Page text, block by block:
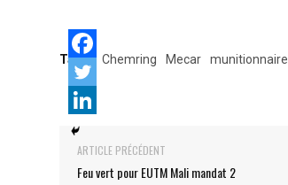
Tags: Chemring Mecar munitionnaire
ARTICLE PRÉCÉDENT
Feu vert pour EUTM Mali mandat 2